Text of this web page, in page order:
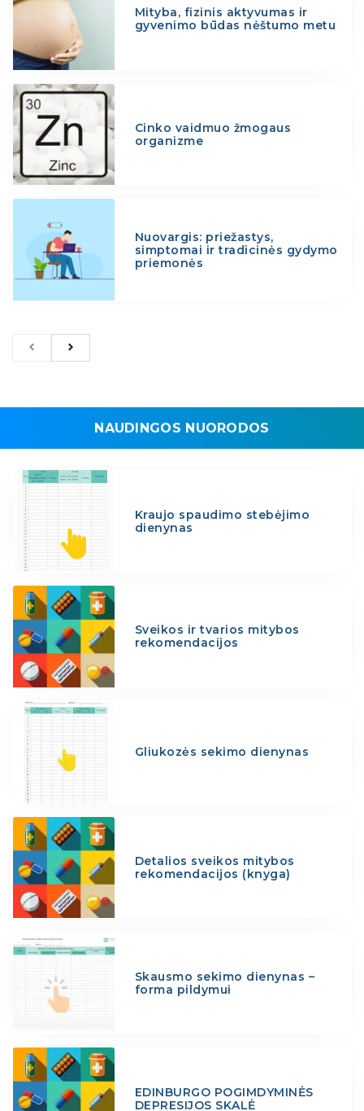
Mityba, fizinis aktyvumas ir
gyvenimo būdas nėštumo metu
Cinko vaidmuo žmogaus
organizme
Nuovargis: priežastys,
simptomai ir tradicinės gydymo
priemonės
NAUDINGOS NUORODOS
Kraujo spaudimo stebėjimo
dienynas
Sveikos ir tvarios mitybos
rekomendacijos
Gliukozės sekimo dienynas
Detalios sveikos mitybos
rekomendacijos (knyga)
Skausmo sekimo dienynas –
forma pildymui
EDINBURGO POGIMDYMINĖS
DEPRESIJOS SKALĖ